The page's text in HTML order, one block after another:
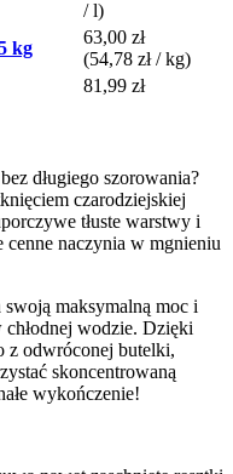
/ l)
kg
63,00 zł
(54,78 zł / kg)
81,99 zł
długiego szorowania?
czarodziejskiej
tłuste warstwy i
naczynia w mgnieniu
maksymalną moc i
wodzie. Dzięki
z odwróconej butelki,
skoncentrowaną
wykończenie!